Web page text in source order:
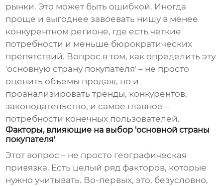
рынки. Это может быть ошибкой. Иногда
проще и выгоднее завоевать нишу в менее
конкурентном регионе, где есть четкие
потребности и меньше бюрократических
препятствий. Вопрос в том, как определить эту
'основную страну покупателя' – не просто
оценить объемы продаж, но и
проанализировать тренды, конкурентов,
законодательство, и самое главное –
потребности конечных пользователей.
Факторы, влияющие на выбор 'основной страны
покупателя'
Этот вопрос – не просто географическая
привязка. Есть целый ряд факторов, которые
нужно учитывать. Во-первых, это, безусловно,